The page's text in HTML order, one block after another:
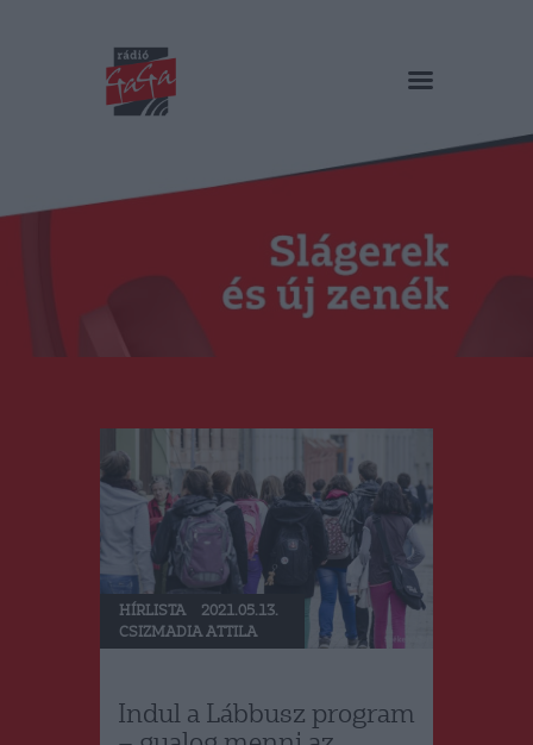
RÁDIÓ GAGA
Műsorok
Duma Duba
Podcast és videók
Stáb
RO
HÍRLISTA
2021.05.13.
CSIZMADIA ATTILA
Indul a Lábbusz program